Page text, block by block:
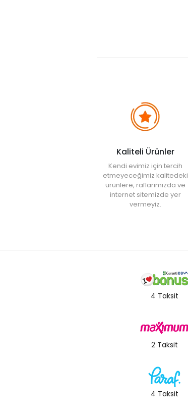
Kaliteli Ürünler
Kendi evimiz için tercih
etmeyeceğimiz kalitedeki
ürünlere, raflarımızda ve
internet sitemizde yer
vermeyiz.
4 Taksit
2 Taksit
4 Taksit